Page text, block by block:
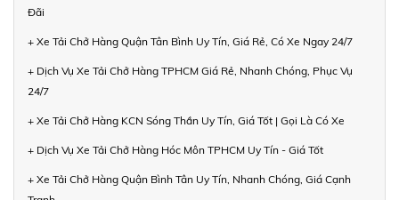
Đãi
+ Xe Tải Chở Hàng Quận Tân Bình Uy Tín, Giá Rẻ, Có Xe Ngay 24/7
+ Dịch Vụ Xe Tải Chở Hàng TPHCM Giá Rẻ, Nhanh Chóng, Phục Vụ
24/7
+ Xe Tải Chở Hàng KCN Sóng Thần Uy Tín, Giá Tốt | Gọi Là Có Xe
+ Dịch Vụ Xe Tải Chở Hàng Hóc Môn TPHCM Uy Tín - Giá Tốt
+ Xe Tải Chở Hàng Quận Bình Tân Uy Tín, Nhanh Chóng, Giá Cạnh